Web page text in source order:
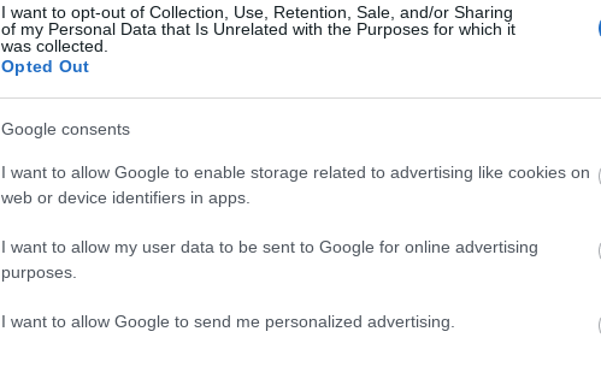
I want to opt-out of Collection, Use, Retention, Sale, and/or Sharing
of my Personal Data that Is Unrelated with the Purposes for which it
was collected.
Opted Out
Google consents
I want to allow Google to enable storage related to advertising like cookies on
web or device identifiers in apps.
I want to allow my user data to be sent to Google for online advertising
purposes.
I want to allow Google to send me personalized advertising.